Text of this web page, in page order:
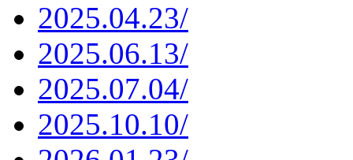
2025.04.23/
2025.06.13/
2025.07.04/
2025.10.10/